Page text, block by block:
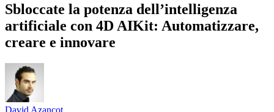
Sbloccate la potenza dell’intelligenza
artificiale con 4D AIKit: Automatizzare,
creare e innovare
David Azancot